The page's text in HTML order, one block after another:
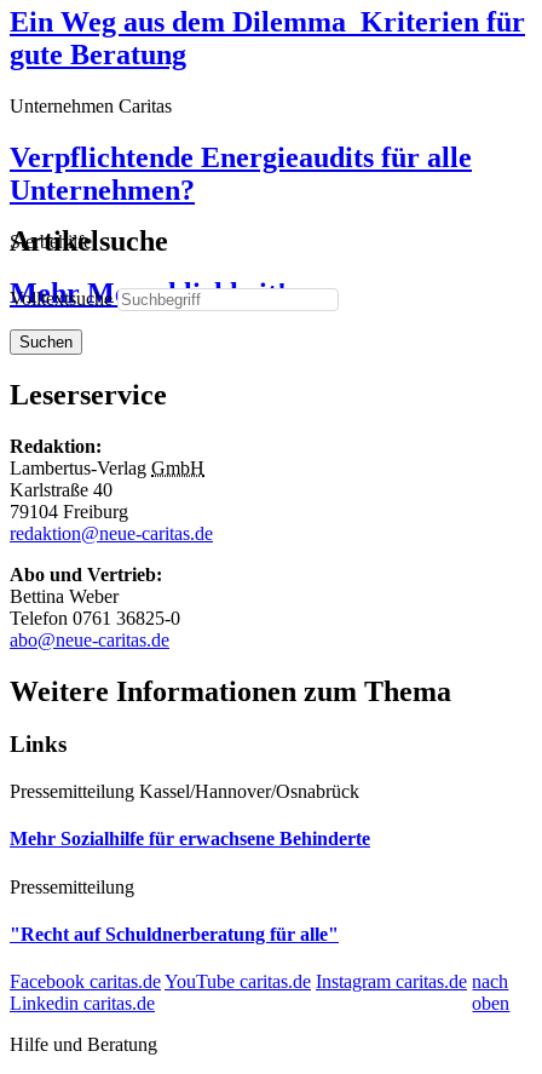
Ein Weg aus dem Dilemma_Kriterien für
gute Beratung
Unternehmen Caritas
Verpflichtende Energieaudits für alle
Unternehmen?
Sterbehilfe
Mehr Menschlichkeit!
Artikelsuche
Volltextsuche
Suchen
Leserservice
Redaktion:
Lambertus-Verlag GmbH
Karlstraße 40
79104 Freiburg
redaktion@neue-caritas.de
Abo und Vertrieb:
Bettina Weber
Telefon 0761 36825-0
abo@neue-caritas.de
Weitere Informationen zum Thema
Links
Pressemitteilung Kassel/Hannover/Osnabrück
Mehr Sozialhilfe für erwachsene Behinderte
Pressemitteilung
"Recht auf Schuldnerberatung für alle"
Facebook caritas.deYouTube caritas.de Instagram caritas.de
Linkedin caritas.de
nach
oben
Hilfe und Beratung